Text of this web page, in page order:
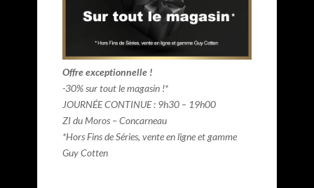
Offre exceptionnelle !
-30% sur tout le magasin !*
JOURNÉE CONTINUE : 9h30 – 19h00
ZI du Moros – Concarneau
*Hors Fins de Séries, vente en ligne et gamme
Guy Cotten